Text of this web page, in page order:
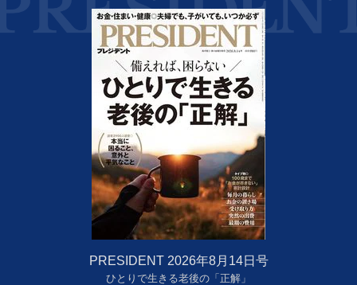
PRESIDENT 2026年8月14日号
ひとりで生きる老後の「正解」